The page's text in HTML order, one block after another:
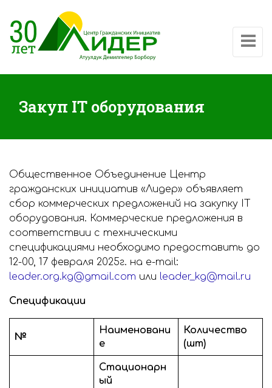
Закуп IT оборудования
Общественное Объединение Центр
гражданских инициатив «Лидер» объявляет
сбор коммерческих предложений на закупку IT
оборудования. Коммерческие предложения в
соответствии с техническими
спецификациями необходимо предоставить до
12-00, 17 февраля 2025г. на e-mail:
leader.org.kg@gmail.com или leader_kg@mail.ru
Спецификации
№
Наименовани
е
Количество
(шт)
Стационарн
ый